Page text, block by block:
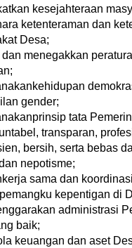
kesejahteraan
ketenteraman dan
Desa;
dan menegakkan
gender;
tata
transparan,
bersih, serta bebas
nepotisme;
sama dan
kepentigan di
administrasi
baik;
keuangan dan aset